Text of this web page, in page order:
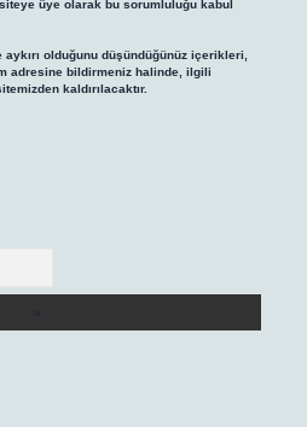
üye olarak bu sorumluluğu kabul
olduğunu düşündüğünüz içerikleri,
adresine bildirmeniz halinde, ilgili
kaldırılacaktır.